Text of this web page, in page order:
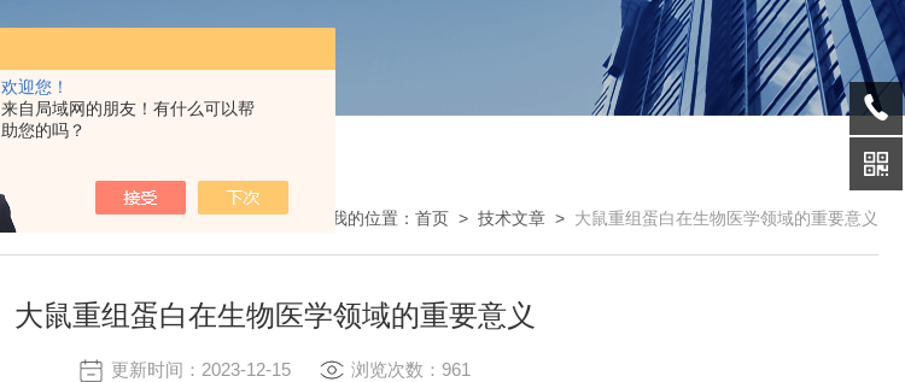
欢迎您！
来自局域网的朋友！有什么可以帮
助您的吗？
我的位置： 首页 > 技术文章 > 大鼠重组蛋白在生物医学领域的重要意义
大鼠重组蛋白在生物医学领域的重要意义
更新时间：2023-12-15 浏览次数：961